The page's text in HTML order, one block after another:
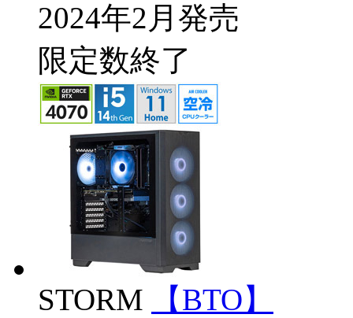
2024年2月発売
限定数終了
STORM
【BTO】